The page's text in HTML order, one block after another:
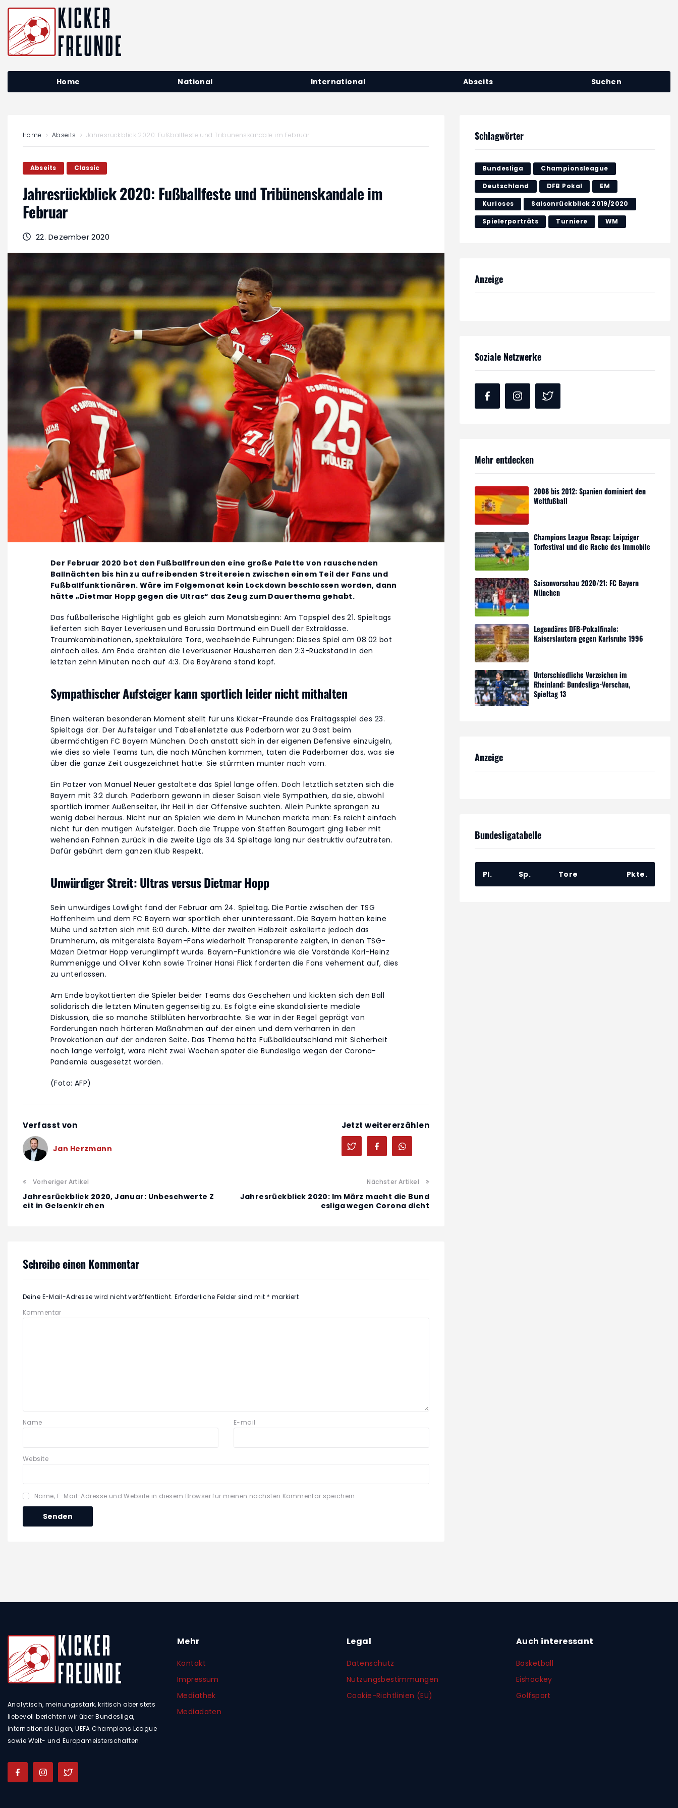
Home National International Abseits Suchen
Home Abseits Jahresrückblick 2020: Fußballfeste und Tribünenskandale im Februar
Abseits Classic
Jahresrückblick 2020: Fußballfeste und Tribünenskandale im
Februar
22. Dezember 2020
Der Februar 2020 bot den Fußballfreunden eine große Palette von rauschenden
Ballnächten bis hin zu aufreibenden Streitereien zwischen einem Teil der Fans und
Fußballfunktionären. Wäre im Folgemonat kein Lockdown beschlossen worden, dann
hätte „Dietmar Hopp gegen die Ultras“ das Zeug zum Dauerthema gehabt.
Das fußballerische Highlight gab es gleich zum Monatsbeginn: Am Topspiel des 21. Spieltags
lieferten sich Bayer Leverkusen und Borussia Dortmund ein Duell der Extraklasse.
Traumkombinationen, spektakuläre Tore, wechselnde Führungen: Dieses Spiel am 08.02 bot
einfach alles. Am Ende drehten die Leverkusener Hausherren den 2:3-Rückstand in den
letzten zehn Minuten noch auf 4:3. Die BayArena stand kopf.
Sympathischer Aufsteiger kann sportlich leider nicht mithalten
Einen weiteren besonderen Moment stellt für uns Kicker-Freunde das Freitagsspiel des 23.
Spieltags dar. Der Aufsteiger und Tabellenletzte aus Paderborn war zu Gast beim
übermächtigen FC Bayern München. Doch anstatt sich in der eigenen Defensive einzuigeln,
wie dies so viele Teams tun, die nach München kommen, taten die Paderborner das, was sie
über die ganze Zeit ausgezeichnet hatte: Sie stürmten munter nach vorn.
Ein Patzer von Manuel Neuer gestaltete das Spiel lange offen. Doch letztlich setzten sich die
Bayern mit 3:2 durch. Paderborn gewann in dieser Saison viele Sympathien, da sie, obwohl
sportlich immer Außenseiter, ihr Heil in der Offensive suchten. Allein Punkte sprangen zu
wenig dabei heraus. Nicht nur an Spielen wie dem in München merkte man: Es reicht einfach
nicht für den mutigen Aufsteiger. Doch die Truppe von Steffen Baumgart ging lieber mit
wehenden Fahnen zurück in die zweite Liga als 34 Spieltage lang nur destruktiv aufzutreten.
Dafür gebührt dem ganzen Klub Respekt.
Unwürdiger Streit: Ultras versus Dietmar Hopp
Sein unwürdiges Lowlight fand der Februar am 24. Spieltag. Die Partie zwischen der TSG
Hoffenheim und dem FC Bayern war sportlich eher uninteressant. Die Bayern hatten keine
Mühe und setzten sich mit 6:0 durch. Mitte der zweiten Halbzeit eskalierte jedoch das
Drumherum, als mitgereiste Bayern-Fans wiederholt Transparente zeigten, in denen TSG-
Mäzen Dietmar Hopp verunglimpft wurde. Bayern-Funktionäre wie die Vorstände Karl-Heinz
Rummenigge und Oliver Kahn sowie Trainer Hansi Flick forderten die Fans vehement auf, dies
zu unterlassen.
Am Ende boykottierten die Spieler beider Teams das Geschehen und kickten sich den Ball
solidarisch die letzten Minuten gegenseitig zu. Es folgte eine skandalisierte mediale
Diskussion, die so manche Stilblüten hervorbrachte. Sie war in der Regel geprägt von
Forderungen nach härteren Maßnahmen auf der einen und dem verharren in den
Provokationen auf der anderen Seite. Das Thema hätte Fußballdeutschland mit Sicherheit
noch lange verfolgt, wäre nicht zwei Wochen später die Bundesliga wegen der Corona-
Pandemie ausgesetzt worden.
(Foto: AFP)
Verfasst von
Jan Herzmann
Jetzt weitererzählen
Vorheriger Artikel
Jahresrückblick 2020, Januar: Unbeschwerte Z
eit in Gelsenkirchen
Nächster Artikel
Jahresrückblick 2020: Im März macht die Bund
esliga wegen Corona dicht
Schreibe einen Kommentar
Deine E-Mail-Adresse wird nicht veröffentlicht. Erforderliche Felder sind mit * markiert
Kommentar
Name E-mail
Website
Name, E-Mail-Adresse und Website in diesem Browser für meinen nächsten Kommentar speichern.
Schlagwörter
Bundesliga Championsleague
Deutschland DFB Pokal EM
Kurioses Saisonrückblick 2019/2020
Spielerporträts Turniere WM
Anzeige
Soziale Netzwerke
Mehr entdecken
2008 bis 2012: Spanien dominiert den
Weltfußball
Champions League Recap: Leipziger
Torfestival und die Rache des Immobile
Saisonvorschau 2020/21: FC Bayern
München
Legendäres DFB-Pokalfinale:
Kaiserslautern gegen Karlsruhe 1996
Unterschiedliche Vorzeichen im
Rheinland: Bundesliga-Vorschau,
Spieltag 13
Anzeige
Bundesligatabelle
Pl. Sp. Tore Pkte.
Analytisch, meinungsstark, kritisch aber stets
liebevoll berichten wir über Bundesliga,
internationale Ligen, UEFA Champions League
sowie Welt- und Europameisterschaften.
Mehr
Kontakt
Impressum
Mediathek
Mediadaten
Legal
Datenschutz
Nutzungsbestimmungen
Cookie-Richtlinien (EU)
Auch interessant
Basketball
Eishockey
Golfsport